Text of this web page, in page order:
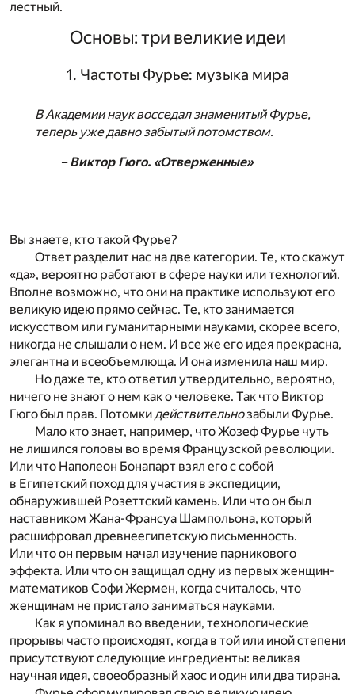
лестный.
Основы: три великие идеи
1. Частоты Фурье: музыка мира
В Академии наук восседал знаменитый Фурье,
теперь уже давно забытый потомством.
– Виктор Гюго. «Отверженные»
Вы знаете, кто такой Фурье?
Ответ разделит нас на две категории. Те, кто скажут
«да», вероятно работают в сфере науки или технологий.
Вполне возможно, что они на практике используют его
великую идею прямо сейчас. Те, кто занимается
искусством или гуманитарными науками, скорее всего,
никогда не слышали о нем. И все же его идея прекрасна,
элегантна и всеобъемлюща. И она изменила наш мир.
Но даже те, кто ответил утвердительно, вероятно,
ничего не знают о нем как о человеке. Так что Виктор
Гюго был прав. Потомкидействительнозабыли Фурье.
Мало кто знает, например, что Жозеф Фурье чуть
не лишился головы во время Французской революции.
Или что Наполеон Бонапарт взял его с собой
в Египетский поход для участия в экспедиции,
обнаружившей Розеттский камень. Или что он был
наставником Жана-Франсуа Шампольона, который
расшифровал древнеегипетскую письменность.
Или что он первым начал изучение парникового
эффекта. Или что он защищал одну из первых женщин-
математиков Софи Жермен, когда считалось, что
женщинам не пристало заниматься науками.
Как я упоминал во введении, технологические
прорывы часто происходят, когда в той или иной степени
присутствуют следующие ингредиенты: великая
научная идея, своеобразный хаос и один или два тирана.